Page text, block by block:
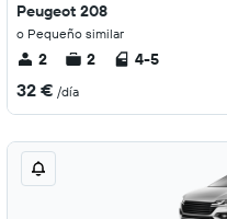
Peugeot 208
o Pequeño similar
2 2 4-5
32 € /día